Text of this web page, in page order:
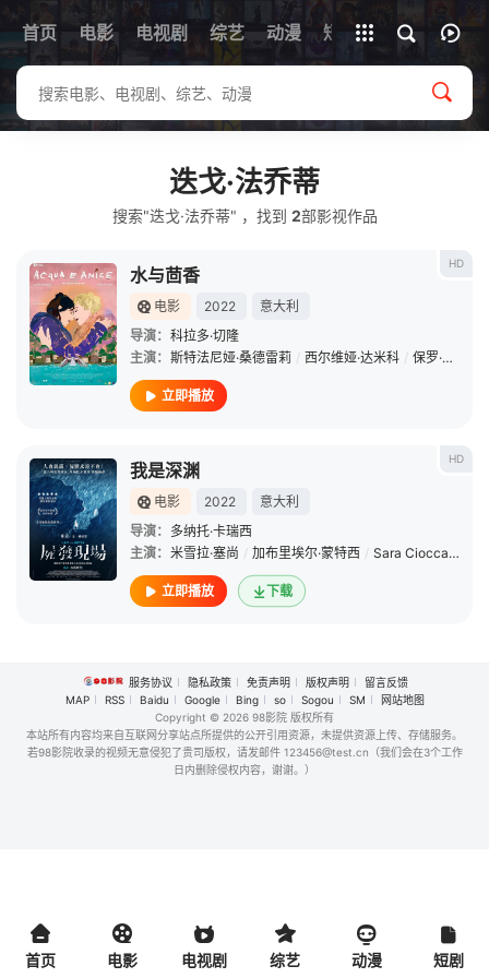
首页 电影 电视剧 综艺 动漫 短剧
全部影片
迭戈·法乔蒂
搜索"迭戈·法乔蒂" ，找到 2部影视作品
HD
水与茴香
电影 2022
意大利
导演： 科拉多·切隆
主演： 斯特法尼娅·桑德雷莉 / 西尔维娅·达米科 / 保罗·罗西
立即播放
HD
我是深渊
电影 2022
意大利
导演： 多纳托·卡瑞西
主演： 米雪拉·塞尚 / 加布里埃尔·蒙特西 / Sara Ciocca /
立即播放 下载
服务协议 隐私政策 免责声明 版权声明
留言反馈
MAP
RSS Baidu Google Bing so Sogou SM
网站地图
Copyright © 2026 98影院 版权所有
本站所有内容均来自互联网分享站点所提供的公开引用资源，未提供资源上传、存储服务。
若98影院收录的视频无意侵犯了贵司版权，请发邮件 123456@test.cn（我们会在3个工作
日内删除侵权内容，谢谢。）
首页 电影 电视剧 综艺 动漫 短剧